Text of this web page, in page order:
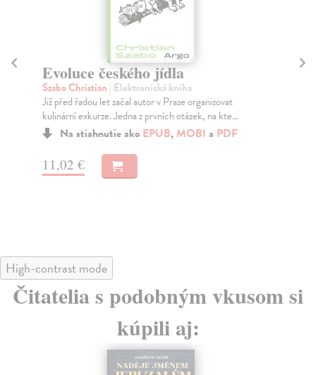
Evoluce českého jídla
Szabo Christian | Elektronická kniha
Již před řadou let začal autor v Praze organizovat
kulinární exkurze. Jedna z prvních otázek, na kte...
Na stiahnutie ako EPUB,MOBI a PDF
11,02 €
High-contrast mode
Čitatelia s podobným vkusom si
kúpili aj: